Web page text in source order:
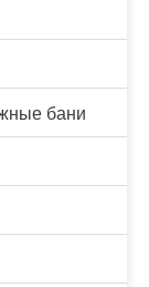
бани